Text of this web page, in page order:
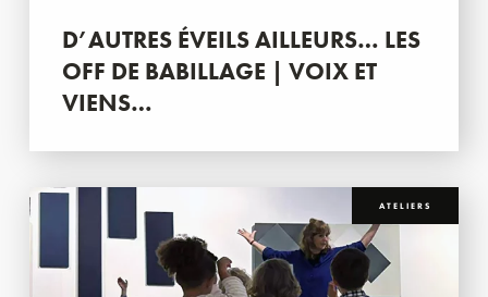
D’AUTRES ÉVEILS AILLEURS… LES
OFF DE BABILLAGE | VOIX ET
VIENS…
ATELIERS